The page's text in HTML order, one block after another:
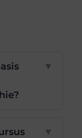
▼
▼